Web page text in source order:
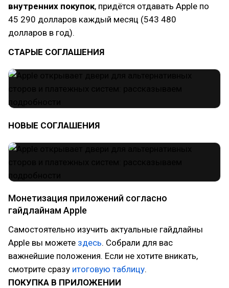
внутренних покупок, придётся отдавать Apple по
45 290 долларов каждый месяц (543 480
долларов в год).
СТАРЫЕ СОГЛАШЕНИЯ
НОВЫЕ СОГЛАШЕНИЯ
Монетизация приложений согласно
гайдлайнам Apple
Самостоятельно изучить актуальные гайдлайны
Apple вы можете здесь. Собрали для вас
важнейшие положения. Если не хотите вникать,
смотрите сразу итоговую таблицу.
ПОКУПКА В ПРИЛОЖЕНИИ